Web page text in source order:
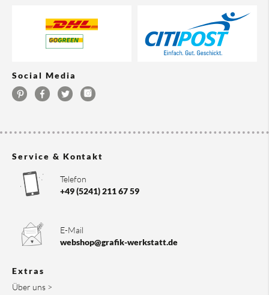
Social Media
Service & Kontakt
Telefon
+49 (5241) 211 67 59
E-Mail
webshop@grafik-werkstatt.de
Extras
Über uns >